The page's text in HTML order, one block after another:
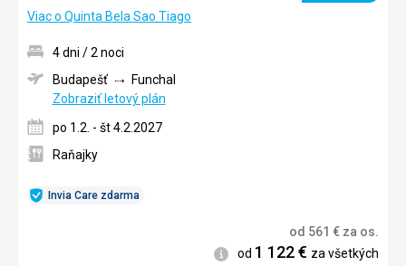
Viac o Quinta Bela Sao Tiago
Invia Care zdarma
4 dni / 2 noci
Budapešť
Funchal
Zobraziť letový plán
po 1.2. - št 4.2.2027
Raňajky
od 561 € za os.
Informácie
od 1 122€ za všetkých